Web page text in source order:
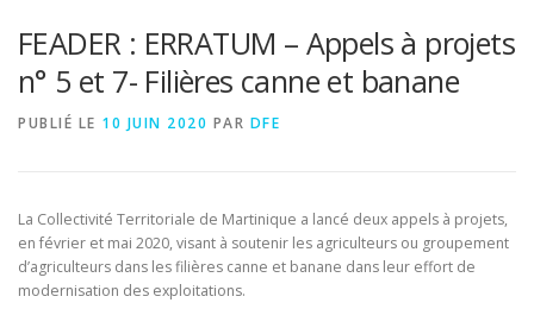
PROGRAMMES J’AI UN PROJET
JE SUIS BÉNÉFICIAIRE
RESSOURCES DOCUMENTAIRES ZOOM EUROPE
SIGNALER UNE FRAUDE
FEADER : ERRATUM – Appels à projets
n° 5 et 7- Filières canne et banane
PUBLIÉ LE 10 JUIN 2020 PAR DFE
La Collectivité Territoriale de Martinique a lancé deux appels à projets,
en février et mai 2020, visant à soutenir les agriculteurs ou groupement
d’agriculteurs dans les filières canne et banane dans leur effort de
modernisation des exploitations.